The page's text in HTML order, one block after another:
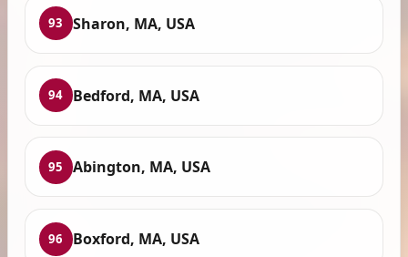
93 Sharon, MA, USA
94 Bedford, MA, USA
95 Abington, MA, USA
96 Boxford, MA, USA